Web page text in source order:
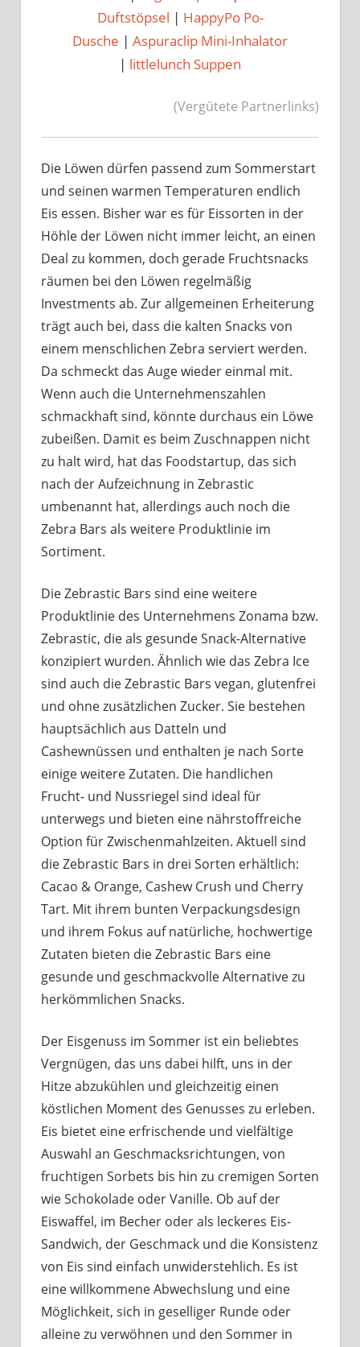
Duftstöpsel | HappyPo Po-
Dusche | Aspuraclip Mini-Inhalator
| littlelunch Suppen
(Vergütete Partnerlinks)
Die Löwen dürfen passend zum Sommerstart
und seinen warmen Temperaturen endlich
Eis essen. Bisher war es für Eissorten in der
Höhle der Löwen nicht immer leicht, an einen
Deal zu kommen, doch gerade Fruchtsnacks
räumen bei den Löwen regelmäßig
Investments ab. Zur allgemeinen Erheiterung
trägt auch bei, dass die kalten Snacks von
einem menschlichen Zebra serviert werden.
Da schmeckt das Auge wieder einmal mit.
Wenn auch die Unternehmenszahlen
schmackhaft sind, könnte durchaus ein Löwe
zubeißen. Damit es beim Zuschnappen nicht
zu halt wird, hat das Foodstartup, das sich
nach der Aufzeichnung in Zebrastic
umbenannt hat, allerdings auch noch die
Zebra Bars als weitere Produktlinie im
Sortiment.
Die Zebrastic Bars sind eine weitere
Produktlinie des Unternehmens Zonama bzw.
Zebrastic, die als gesunde Snack-Alternative
konzipiert wurden. Ähnlich wie das Zebra Ice
sind auch die Zebrastic Bars vegan, glutenfrei
und ohne zusätzlichen Zucker. Sie bestehen
hauptsächlich aus Datteln und
Cashewnüssen und enthalten je nach Sorte
einige weitere Zutaten. Die handlichen
Frucht- und Nussriegel sind ideal für
unterwegs und bieten eine nährstoffreiche
Option für Zwischenmahlzeiten. Aktuell sind
die Zebrastic Bars in drei Sorten erhältlich:
Cacao & Orange, Cashew Crush und Cherry
Tart. Mit ihrem bunten Verpackungsdesign
und ihrem Fokus auf natürliche, hochwertige
Zutaten bieten die Zebrastic Bars eine
gesunde und geschmackvolle Alternative zu
herkömmlichen Snacks.
Der Eisgenuss im Sommer ist ein beliebtes
Vergnügen, das uns dabei hilft, uns in der
Hitze abzukühlen und gleichzeitig einen
köstlichen Moment des Genusses zu erleben.
Eis bietet eine erfrischende und vielfältige
Auswahl an Geschmacksrichtungen, von
fruchtigen Sorbets bis hin zu cremigen Sorten
wie Schokolade oder Vanille. Ob auf der
Eiswaffel, im Becher oder als leckeres Eis-
Sandwich, der Geschmack und die Konsistenz
von Eis sind einfach unwiderstehlich. Es ist
eine willkommene Abwechslung und eine
Möglichkeit, sich in geselliger Runde oder
alleine zu verwöhnen und den Sommer in